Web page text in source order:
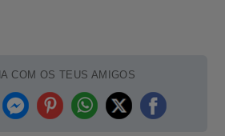
COM OS TEUS AMIGOS